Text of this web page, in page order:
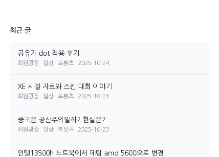
최근 글
공유기 dot 적용 후기
회원광장 일상 로봇츠 2025-10-24
XE 시절 자료와 스킨 대회 이야기
회원광장 일상 로봇츠 2025-10-23
중국은 공산주의일까? 현실은?
회원광장 일상 로봇츠 2025-10-23
인텔13500h 노트북에서 데탑 amd 5600으로 변경